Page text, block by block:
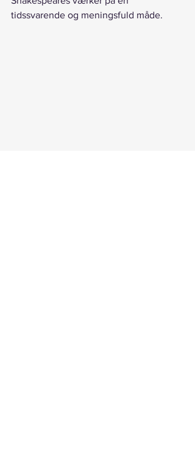
tidssvarende og meningsfuld måde.